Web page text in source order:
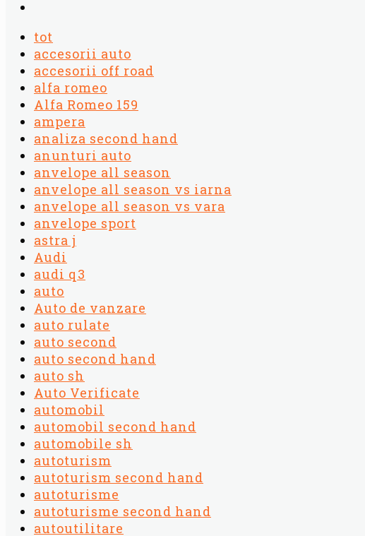
tot
accesorii auto
accesorii off road
alfa romeo
Alfa Romeo 159
ampera
analiza second hand
anunturi auto
anvelope all season
anvelope all season vs iarna
anvelope all season vs vara
anvelope sport
astra j
Audi
audi q3
auto
Auto de vanzare
auto rulate
auto second
auto second hand
auto sh
Auto Verificate
automobil
automobil second hand
automobile sh
autoturism
autoturism second hand
autoturisme
autoturisme second hand
autoutilitare